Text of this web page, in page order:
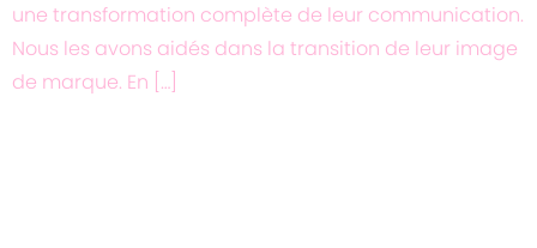
une transformation complète de leur communication.
Nous les avons aidés dans la transition de leur image
de marque. En […]